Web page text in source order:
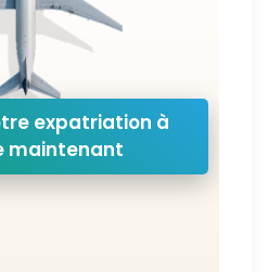
expatriation à
maintenant